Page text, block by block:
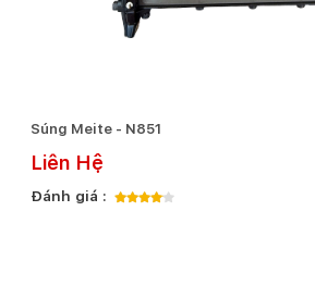
Súng Meite - N851
Liên Hệ
Đánh giá :